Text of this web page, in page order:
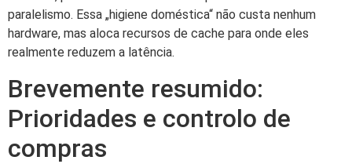
paralelismo. Essa „higiene doméstica“ não custa nenhum
hardware, mas aloca recursos de cache para onde eles
realmente reduzem a latência.
Brevemente resumido:
Prioridades e controlo de
compras